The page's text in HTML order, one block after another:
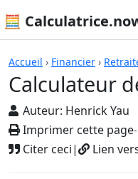
🧮
Accueil › Financier ›
Calculateur
Auteur: Henrick Yau
Imprimer cette page
Citer ceci| Lien
Calculatrices